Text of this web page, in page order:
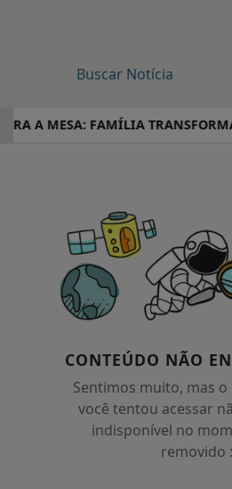
A MESA: FAMÍLIA
CONTEÚDO NÃO
Sentimos muito, mas
você tentou acessar
indisponível no
removido